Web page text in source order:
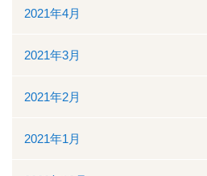
2021年4月
2021年3月
2021年2月
2021年1月